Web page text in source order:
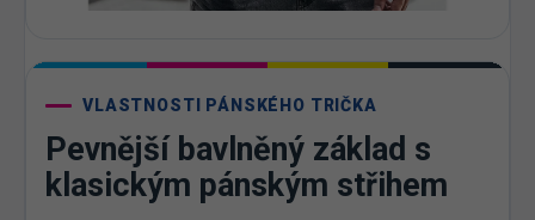
VLASTNOSTI PÁNSKÉHO TRIČKA
Pevnější bavlněný základ s
klasickým pánským střihem